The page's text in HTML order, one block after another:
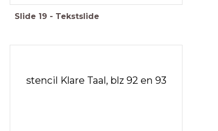
Slide 19 - Tekstslide
stencil Klare Taal, blz 92 en 93